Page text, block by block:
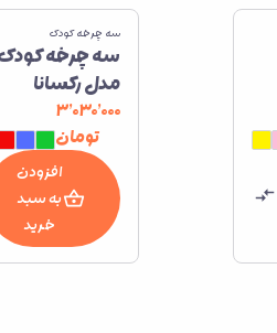
سه چرخه کودک
سه چرخه کودک
مدل رکسانا
۳٬۰۳۰٬۰۰۰
تومان
افزودن
به سبد
خرید